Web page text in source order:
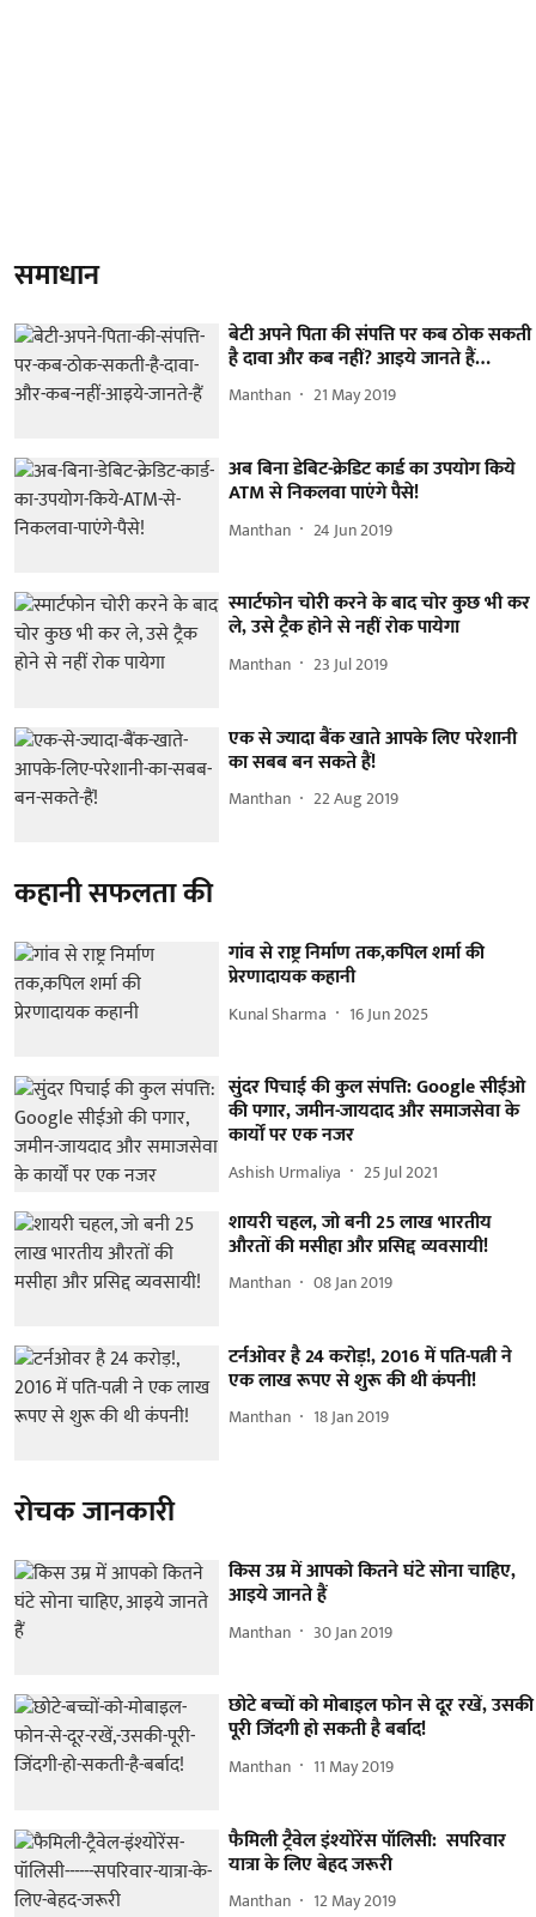
समाधान
बेटी अपने पिता की संपत्ति पर कब ठोक सकती
है दावा और कब नहीं? आइये जानते हैं…
Manthan 21 May 2019
अब बिना डेबिट-क्रेडिट कार्ड का उपयोग किये
ATM से निकलवा पाएंगे पैसे!
Manthan 24 Jun 2019
स्मार्टफोन चोरी करने के बाद चोर कुछ भी कर
ले, उसे ट्रैक होने से नहीं रोक पायेगा
Manthan 23 Jul 2019
एक से ज्यादा बैंक खाते आपके लिए परेशानी
का सबब बन सकते हैं!
Manthan 22 Aug 2019
कहानी सफलता की
गांव से राष्ट्र निर्माण तक,कपिल शर्मा की
प्रेरणादायक कहानी
Kunal Sharma 16 Jun 2025
सुंदर पिचाई की कुल संपत्ति: Google सीईओ
की पगार, जमीन-जायदाद और समाजसेवा के
कार्यों पर एक नजर
Ashish Urmaliya 25 Jul 2021
शायरी चहल, जो बनी 25 लाख भारतीय
औरतों की मसीहा और प्रसिद्द व्यवसायी!
Manthan 08 Jan 2019
टर्नओवर है 24 करोड़!, 2016 में पति-पत्नी ने
एक लाख रूपए से शुरू की थी कंपनी!
Manthan 18 Jan 2019
रोचक जानकारी
किस उम्र में आपको कितने घंटे सोना चाहिए,
आइये जानते हैं
Manthan 30 Jan 2019
छोटे बच्चों को मोबाइल फोन से दूर रखें, उसकी
पूरी जिंदगी हो सकती है बर्बाद!
Manthan 11 May 2019
फैमिली ट्रैवेल इंश्योरेंस पॉलिसी: सपरिवार
यात्रा के लिए बेहद जरूरी
Manthan 12 May 2019